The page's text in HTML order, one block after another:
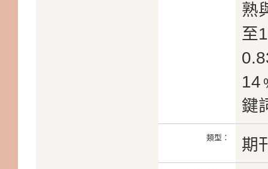
熟
至
鍵
類型： 期